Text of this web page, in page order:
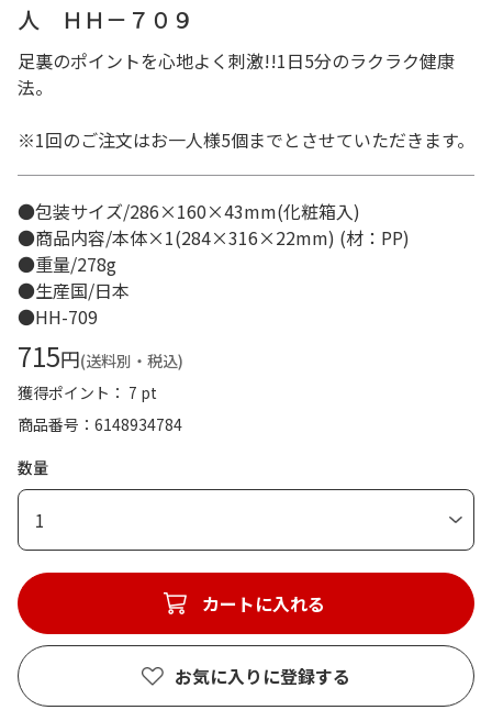
人 ＨＨ－７０９
足裏のポイントを心地よく刺激!!1日5分のラクラク健康
法。
※1回のご注文はお一人様5個までとさせていただきます。
●包装サイズ/286×160×43mm(化粧箱入)
●商品内容/本体×1(284×316×22mm) (材：PP)
●重量/278g
●生産国/日本
●HH-709
715円(送料別・税込)
獲得ポイント： 7 pt
商品番号
6148934784
数量
1
カートに入れる
お気に入りに登録する